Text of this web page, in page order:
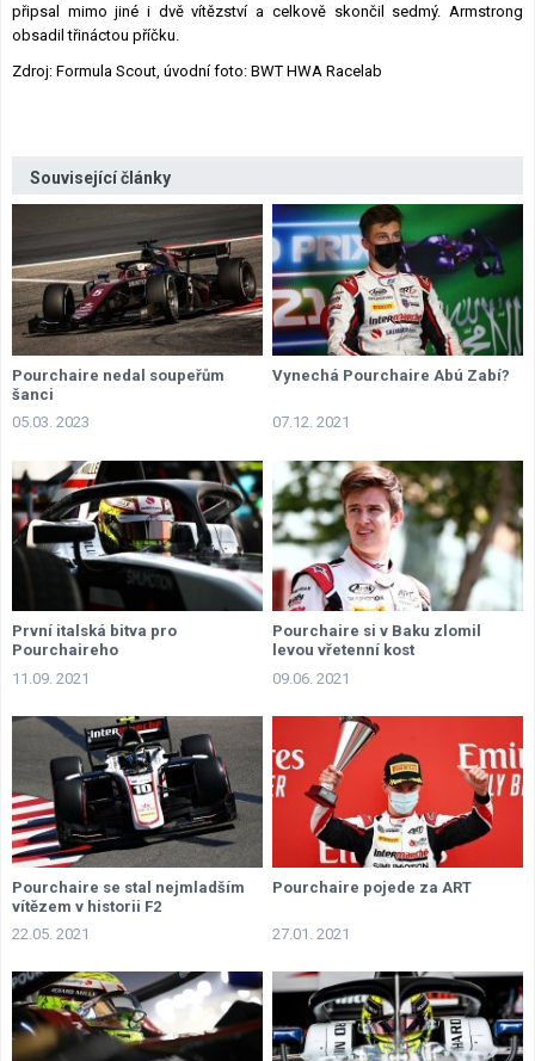
připsal mimo jiné i dvě vítězství a celkově skončil sedmý. Armstrong
obsadil třináctou příčku.
Zdroj: Formula Scout, úvodní foto: BWT HWA Racelab
Související články
Pourchaire nedal soupeřům
šanci
05.03. 2023
Vynechá Pourchaire Abú Zabí?
07.12. 2021
První italská bitva pro
Pourchaireho
11.09. 2021
Pourchaire si v Baku zlomil
levou vřetenní kost
09.06. 2021
Pourchaire se stal nejmladším
vítězem v historii F2
22.05. 2021
Pourchaire pojede za ART
27.01. 2021